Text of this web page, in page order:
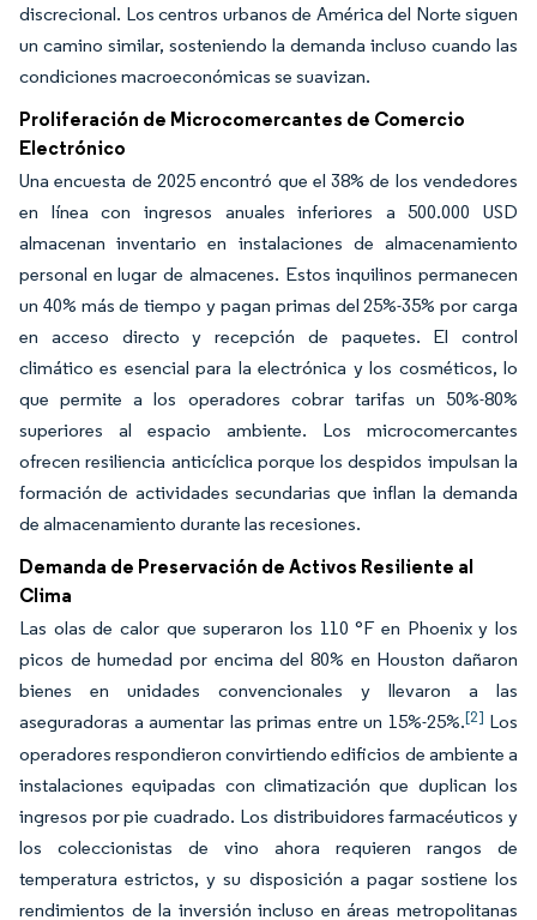
discrecional. Los centros urbanos de América del Norte siguen
un camino similar, sosteniendo la demanda incluso cuando las
condiciones macroeconómicas se suavizan.
Proliferación de Microcomercantes de Comercio
Electrónico
Una encuesta de 2025 encontró que el 38% de los vendedores
en línea con ingresos anuales inferiores a 500.000 USD
almacenan inventario en instalaciones de almacenamiento
personal en lugar de almacenes. Estos inquilinos permanecen
un 40% más de tiempo y pagan primas del 25%-35% por carga
en acceso directo y recepción de paquetes. El control
climático es esencial para la electrónica y los cosméticos, lo
que permite a los operadores cobrar tarifas un 50%-80%
superiores al espacio ambiente. Los microcomercantes
ofrecen resiliencia anticíclica porque los despidos impulsan la
formación de actividades secundarias que inflan la demanda
de almacenamiento durante las recesiones.
Demanda de Preservación de Activos Resiliente al
Clima
Las olas de calor que superaron los 110 °F en Phoenix y los
picos de humedad por encima del 80% en Houston dañaron
bienes en unidades convencionales y llevaron a las
aseguradoras a aumentar las primas entre un 15%-25%.[2] Los
operadores respondieron convirtiendo edificios de ambiente a
instalaciones equipadas con climatización que duplican los
ingresos por pie cuadrado. Los distribuidores farmacéuticos y
los coleccionistas de vino ahora requieren rangos de
temperatura estrictos, y su disposición a pagar sostiene los
rendimientos de la inversión incluso en áreas metropolitanas